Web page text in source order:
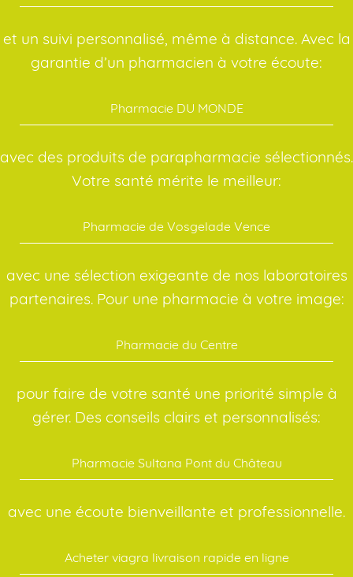
et un suivi personnalisé, même à distance. Avec la
garantie d’un pharmacien à votre écoute:
Pharmacie DU MONDE
avec des produits de parapharmacie sélectionnés.
Votre santé mérite le meilleur:
Pharmacie de Vosgelade Vence
avec une sélection exigeante de nos laboratoires
partenaires. Pour une pharmacie à votre image:
Pharmacie du Centre
pour faire de votre santé une priorité simple à
gérer. Des conseils clairs et personnalisés:
Pharmacie Sultana Pont du Château
avec une écoute bienveillante et professionnelle.
Acheter viagra livraison rapide en ligne